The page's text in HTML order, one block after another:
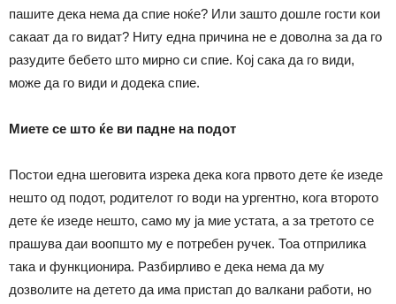
пашите дека нема да спие ноќе? Или зашто дошле гости кои
сакаат да го видат? Ниту една причина не е доволна за да го
разудите бебето што мирно си спие. Кој сака да го види,
може да го види и додека спие.
Миете се што ќе ви падне на подот
Постои една шеговита изрека дека кога првото дете ќе изеде
нешто од подот, родителот го води на ургентно, кога второто
дете ќе изеде нешто, само му ја мие устата, а за третото се
прашува даи воопшто му е потребен ручек. Тоа отприлика
така и функционира. Разбирливо е дека нема да му
дозволите на детето да има пристап до валкани работи, но